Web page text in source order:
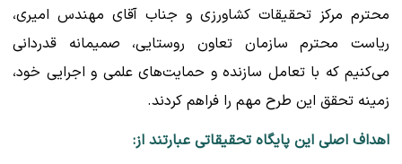
محترم مرکز تحقیقات کشاورزی و جناب آقای مهندس امیری،
ریاست محترم سازمان تعاون روستایی، صمیمانه قدردانی
می‌کنیم که با تعامل سازنده و حمایت‌های علمی و اجرایی خود،
زمینه تحقق این طرح مهم را فراهم کردند.
اهداف اصلی این پایگاه تحقیقاتی عبارتند از: